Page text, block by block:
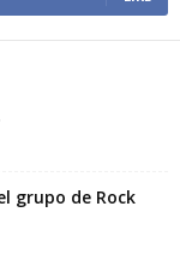
grupo de Rock